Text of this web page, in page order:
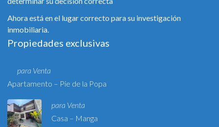
Ahora está en el lugar correcto para su investigación
inmobiliaria.
Propiedades exclusivas
para Venta
Apartamento – Pie de la Popa
para Venta
Casa – Manga